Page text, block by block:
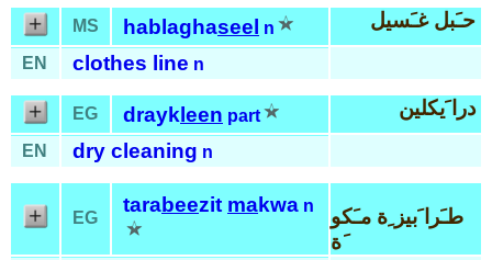
MS hablaghaseel n حـَبل غـَسيل
EN clothes line n
EG drayk leen part درا َيكلين
EN dry cleaning n
EG
tarabeezit makwa n
طـَرا َبيز ِة مـَكو
َة